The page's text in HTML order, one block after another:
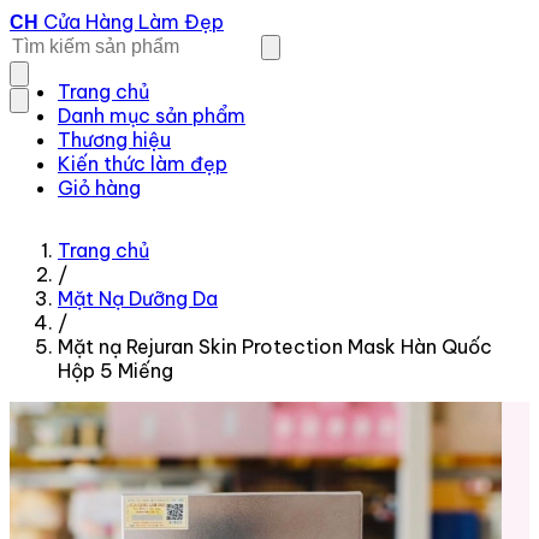
CH Cửa Hàng Làm Đẹp
Trang chủ
Danh mục sản phẩm
Thương hiệu
Kiến thức làm đẹp
Giỏ hàng
Trang chủ
/
Mặt Nạ Dưỡng Da
/
Mặt nạ Rejuran Skin Protection Mask Hàn Quốc
Hộp 5 Miếng